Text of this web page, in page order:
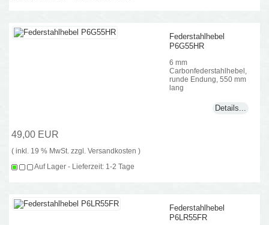
Federstahlhebel
P6G55HR
6 mm
Carbonfederstahlhebel,
runde Endung, 550 mm
lang
Details...
49,00 EUR
( inkl. 19 % MwSt. zzgl.Versandkosten )
Auf Lager - Lieferzeit: 1-2 Tage
Federstahlhebel
P6LR55FR